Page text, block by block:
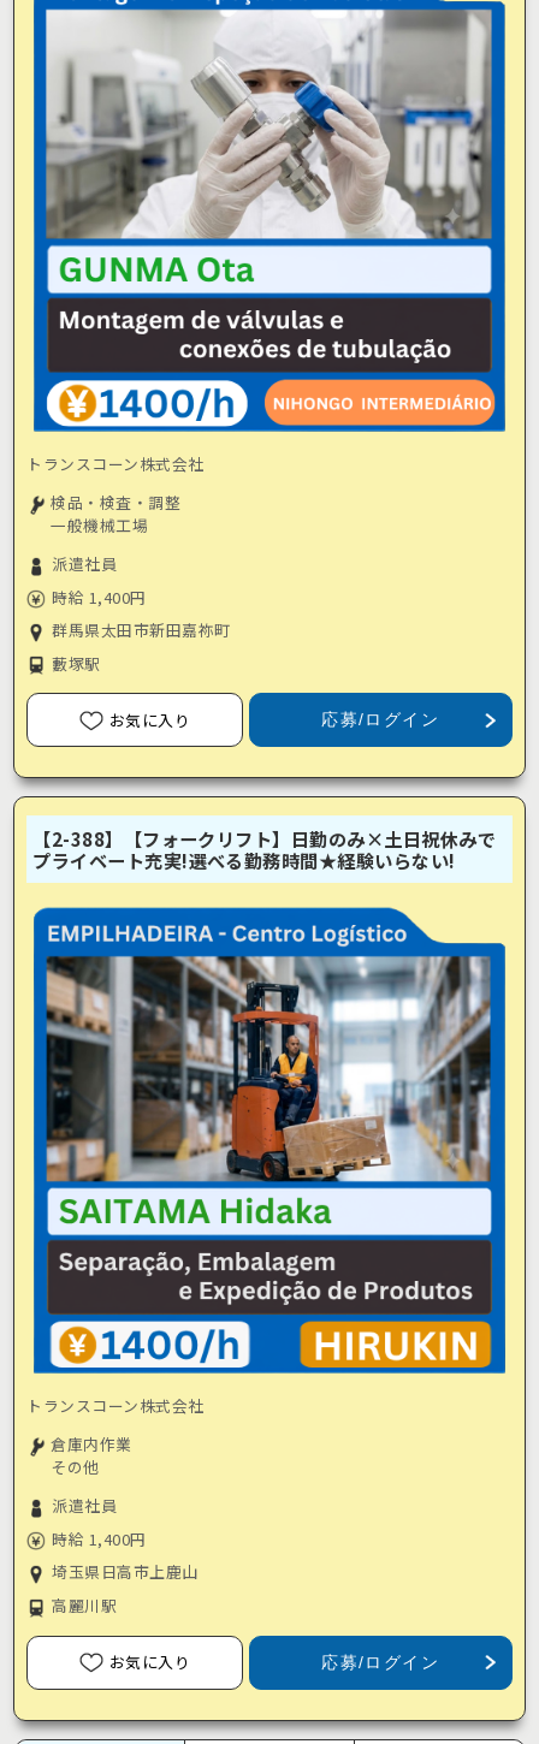
トランスコーン株式会社
検品・検査・調整
一般機械工場
派遣社員
時給 1,400円
群馬県太田市新田嘉祢町
藪塚駅
お気に入り 応募/ログイン
【2-388】【フォークリフト】日勤のみ×土日祝休みで
プライベート充実!選べる勤務時間★経験いらない!
トランスコーン株式会社
倉庫内作業
その他
派遣社員
時給 1,400円
埼玉県日高市上鹿山
高麗川駅
お気に入り 応募/ログイン